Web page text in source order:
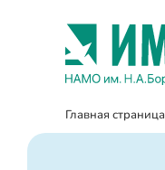
Главная страница